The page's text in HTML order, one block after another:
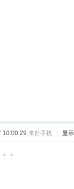
10:00:29 来自手机 显
。